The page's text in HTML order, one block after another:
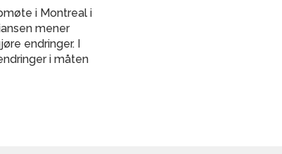
i Montreal i
mener
endringer. I
i måten